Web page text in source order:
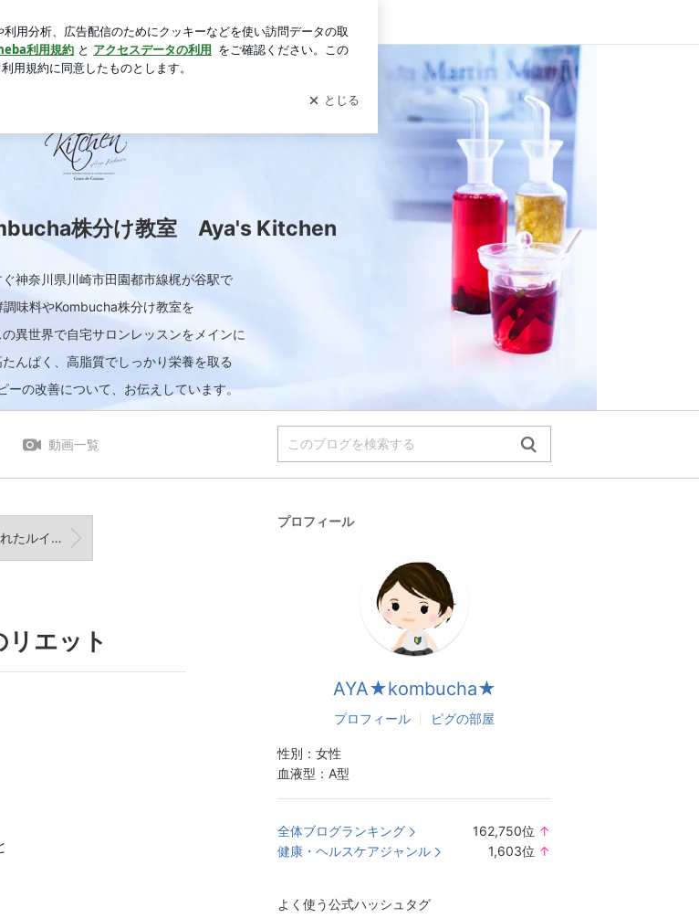
室 Aya's Kitchen
新規登録 ログイン
株分け教室 Aya's Kitchen
神奈川県川崎市田園都市線梶が谷駅で
調味料やKombucha株分け教室を
異世界で自宅サロンレッスンをメインに
んぱく、高脂質でしっかり栄養を取る
ーの改善について、お伝えしています。
動画一覧
おすすめされたルイビ豚を食べられるお店ラ ブーシュリー グートンへ。
エット
プロフィール
AYA★kombucha★
プロフィール ピグの部屋
性別： 女性
血液型： A型
全体ブログランキング 162,750位 ↑
健康・ヘルスケアジャンル 1,603位 ↑
よく使う公式ハッシュタグ